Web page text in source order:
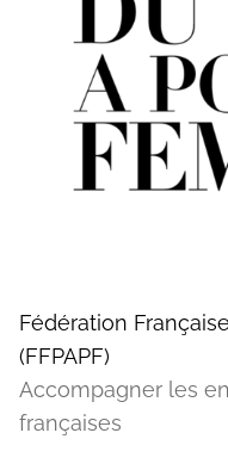
Fédération
(FFPAPF)
Accompagner les
françaises